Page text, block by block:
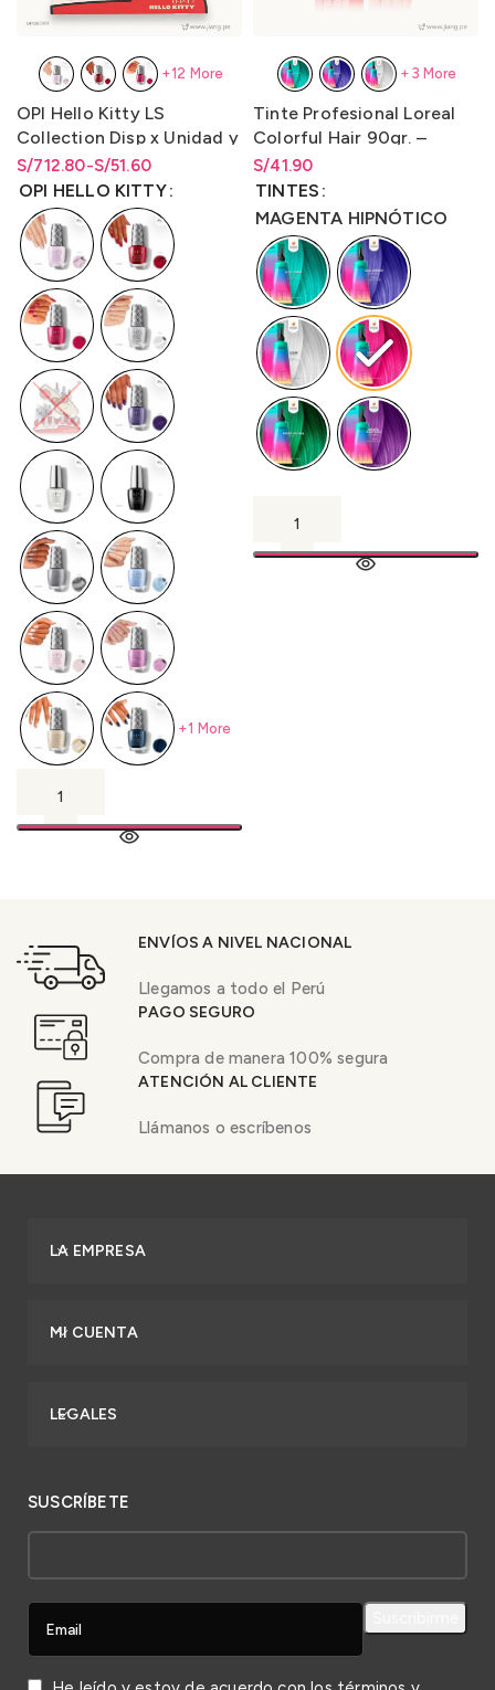
OPI Hello Kitty LS
Collection Disp x Unidad y
Disp. x Kit 16
(Is/Bcoat/Tcoat) 15ml.
S/51.60
-
S/712.80
Rango de precios: desde
S/51.60 hasta S/712.80
Rango de precios: desde
S/51.60hastaS/712.80
OPI HELLO KITTY
+1 More
+12 More
Tinte Profesional Loreal
Colorful Hair 90gr. –
LO3000C1
S/41.90
Rango de precios: desde
S/41.90hasta
TINTES
MAGENTA HIPNÓTICO
+3 More
ENVÍOS A NIVEL NACIONAL
Llegamos a todo el Perú
PAGO SEGURO
Compra de manera 100% segura
ATENCIÓN AL CLIENTE
Llámanos o escríbenos
LA EMPRESA
MI CUENTA
LEGALES
SUSCRÍBETE